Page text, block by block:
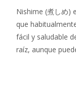
Nishime (煮しめ)
que
fácil y saludable
raíz, aunque